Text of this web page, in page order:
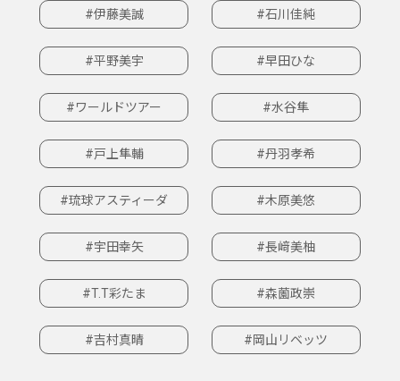
#伊藤美誠 #石川佳純
#平野美宇 #早田ひな
#ワールドツアー #水谷隼
#戸上隼輔 #丹羽孝希
#琉球アスティーダ #木原美悠
#宇田幸矢 #長﨑美柚
#T.T彩たま #森薗政崇
#吉村真晴 #岡山リベッツ